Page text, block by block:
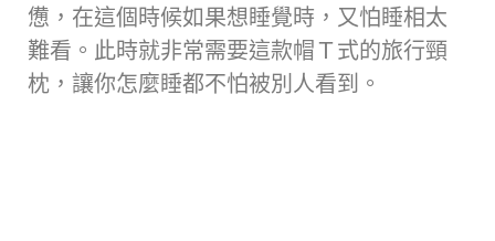
憊，在這個時候如果想睡覺時，又怕睡相太
難看。此時就非常需要這款帽Ｔ式的旅行頸
枕，讓你怎麼睡都不怕被別人看到。